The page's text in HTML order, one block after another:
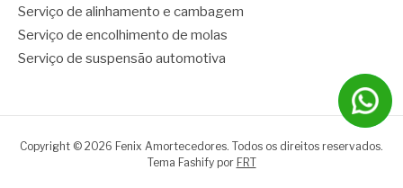
Serviço de alinhamento e cambagem
Serviço de encolhimento de molas
Serviço de suspensão automotiva
Copyright © 2026 Fenix Amortecedores. Todos os direitos reservados.
Tema Fashify por FRT